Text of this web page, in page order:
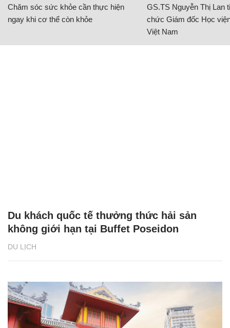
Chăm sóc sức khỏe cần thực hiện
ngay khi cơ thể còn khỏe
GS.TS Nguyễn Thị Lan
chức Giám đốc Học
Việt Nam
DU LỊCH
Du khách quốc tế thưởng thức hải sản
không giới hạn tại Buffet Poseidon